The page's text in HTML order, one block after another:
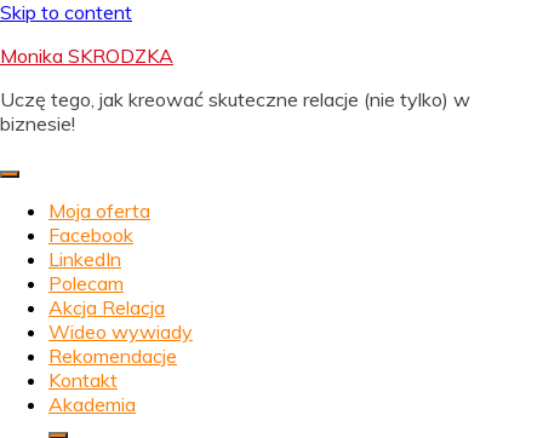
Skip to content
Monika SKRODZKA
Uczę tego, jak kreować skuteczne relacje (nie tylko) w
biznesie!
Moja oferta
Facebook
LinkedIn
Polecam
Akcja Relacja
Wideo wywiady
Rekomendacje
Kontakt
Akademia